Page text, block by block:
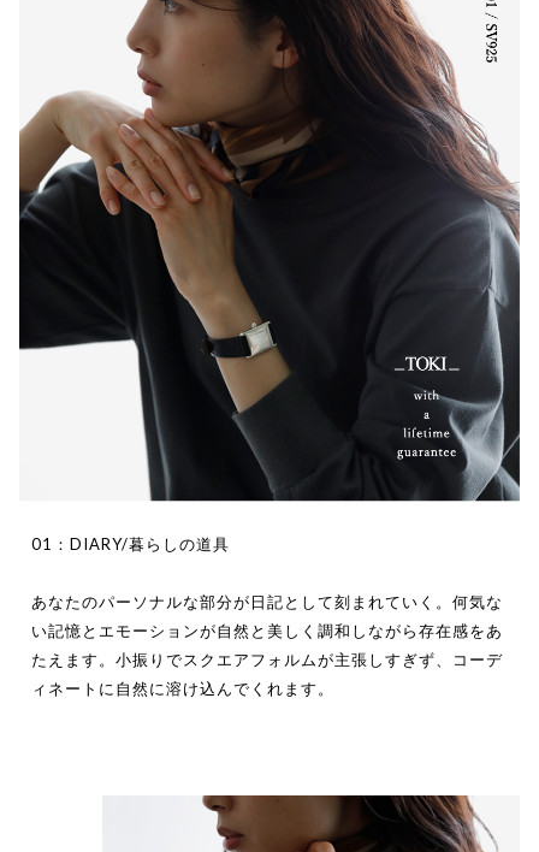
01：DIARY/暮らしの道具
あなたのパーソナルな部分が日記として刻まれていく。何気な
い記憶とエモーションが自然と美しく調和しながら存在感をあ
たえます。小振りでスクエアフォルムが主張しすぎず、コーデ
ィネートに自然に溶け込んでくれます。